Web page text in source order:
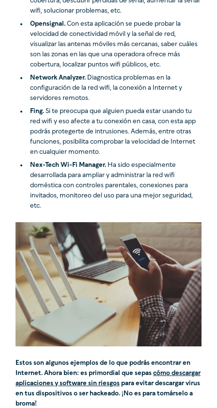
wifi, solucionar problemas, etc.
Opensignal. Con esta aplicación se puede probar la
velocidad de conectividad móvil y la señal de red,
visualizar las antenas móviles más cercanas, saber cuáles
son las zonas en las que una operadora ofrece más
cobertura, localizar puntos wifi públicos, etc.
Network Analyzer. Diagnostica problemas en la
configuración de la red wifi, la conexión a Internet y
servidores remotos.
Fing. Si te preocupa que alguien pueda estar usando tu
red wifi y eso afecte a tu conexión en casa, con esta app
podrás protegerte de intrusiones. Además, entre otras
funciones, posibilita comprobar la velocidad de Internet
en cualquier momento.
Nex-Tech Wi-Fi Manager. Ha sido especialmente
desarrollada para ampliar y administrar la red wifi
doméstica con controles parentales, conexiones para
invitados, monitoreo del uso para una mejor seguridad,
etc.
Estos son algunos ejemplos de lo que podrás encontrar en
Internet. Ahora bien: es primordial que sepas cómo descargar
aplicaciones y software sin riesgos para evitar descargar virus
en tus dispositivos o ser hackeado. ¡No es para tomárselo a
broma!